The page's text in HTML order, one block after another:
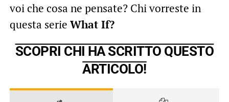
voi che cosa ne pensate? Chi vorreste in
questa serie What If?
SCOPRI CHI HA SCRITTO QUESTO
ARTICOLO!